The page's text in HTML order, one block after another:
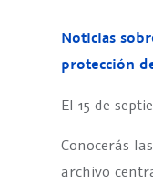
Noticias
protección
El 15 de
Conocerás
archivo